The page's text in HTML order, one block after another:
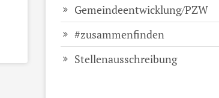
Gemeindeentwicklung/PZW
#zusammenfinden
Stellenausschreibung